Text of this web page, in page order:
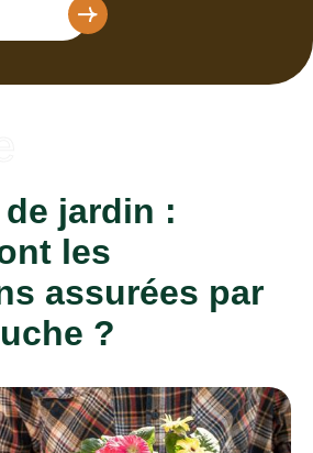
jardin :
les
assurées par
?